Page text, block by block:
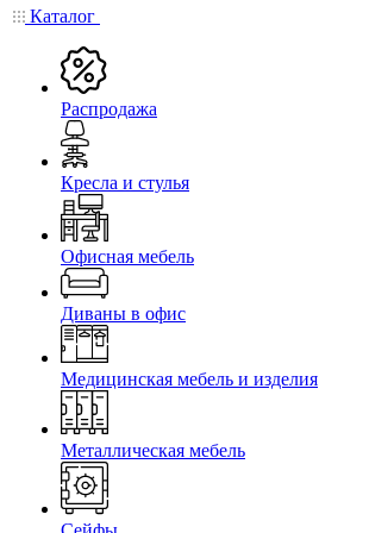
Каталог
Распродажа
Кресла и стулья
Офисная мебель
Диваны в офис
Медицинская мебель и изделия
Металлическая мебель